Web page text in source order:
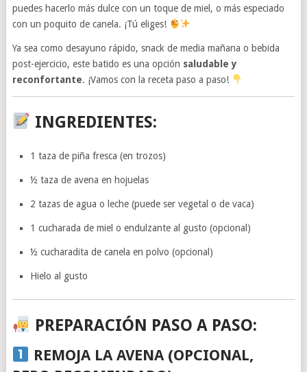
puedes hacerlo más dulce con un toque de miel, o más especiado
con un poquito de canela. ¡Tú eliges!
Ya sea como desayuno rápido, snack de media mañana o bebida
post-ejercicio, este batido es una opción saludable y
reconfortante. ¡Vamos con la receta paso a paso!
INGREDIENTES:
1 taza de piña fresca (en trozos)
½ taza de avena en hojuelas
2 tazas de agua o leche (puede ser vegetal o de vaca)
1 cucharada de miel o endulzante al gusto (opcional)
½ cucharadita de canela en polvo (opcional)
Hielo al gusto
PREPARACIÓN PASO A PASO:
REMOJA LA AVENA (OPCIONAL,